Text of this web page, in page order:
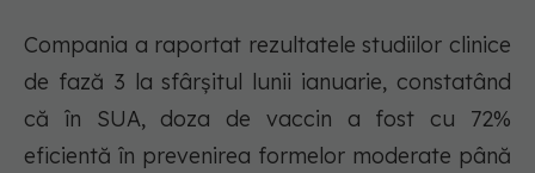
Compania a raportat rezultatele studiilor clinice
de fază 3 la sfârșitul lunii ianuarie, constatând
că în SUA, doza de vaccin a fost cu 72%
eficientă în prevenirea formelor moderate până